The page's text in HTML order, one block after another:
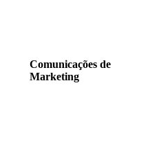
Comunicações de
Marketing